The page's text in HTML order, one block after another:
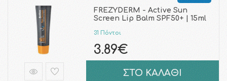
FREZYDERM - Active Sun
Screen Lip Balm SPF50+ | 15ml
31 Πόντοι
3.89€
ΣΤΟ ΚΑΛΑΘΙ